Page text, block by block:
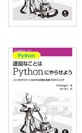
Python